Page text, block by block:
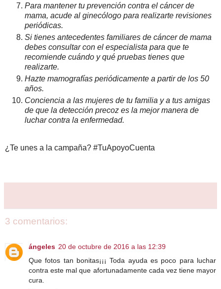
Para mantener tu prevención contra el cáncer de
mama, acude al ginecólogo para realizarte revisiones
periódicas.
Si tienes antecedentes familiares de cáncer de mama
debes consultar con el especialista para que te
recomiende cuándo y qué pruebas tienes que
realizarte.
Hazte mamografías periódicamente a partir de los 50
años.
Conciencia a las mujeres de tu familia y a tus amigas
de que la detección precoz es la mejor manera de
luchar contra la enfermedad.
¿Te unes a la campaña? #TuApoyoCuenta
3 comentarios:
ángeles 20 de octubre de 2016 a las 12:39
Que fotos tan bonitas¡¡¡ Toda ayuda es poco para luchar
contra este mal que afortunadamente cada vez tiene mayor
cura.